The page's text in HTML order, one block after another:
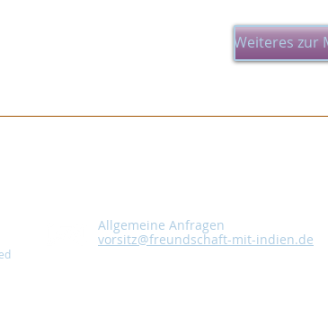
Weiteres zur
Allgemeine Anfragen
vorsitz@freundschaft-mit-indien.de